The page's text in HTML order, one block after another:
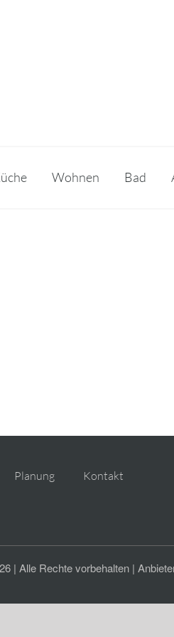
Wohnen Bad
Planung Kontakt
| Alle Rechte vorbehalten |